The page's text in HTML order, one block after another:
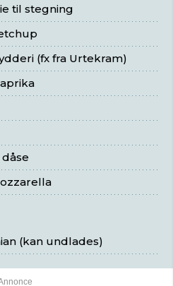
til stegning
(fx fra Urtekram)
(kan undlades)